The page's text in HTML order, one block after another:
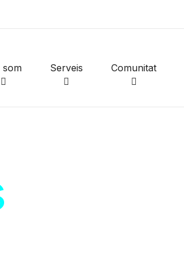
som Serveis Comunitat